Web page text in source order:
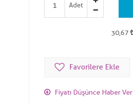
Adet
30,67
Favorilere Ekle
Fiyatı Düşünce Haber Ver